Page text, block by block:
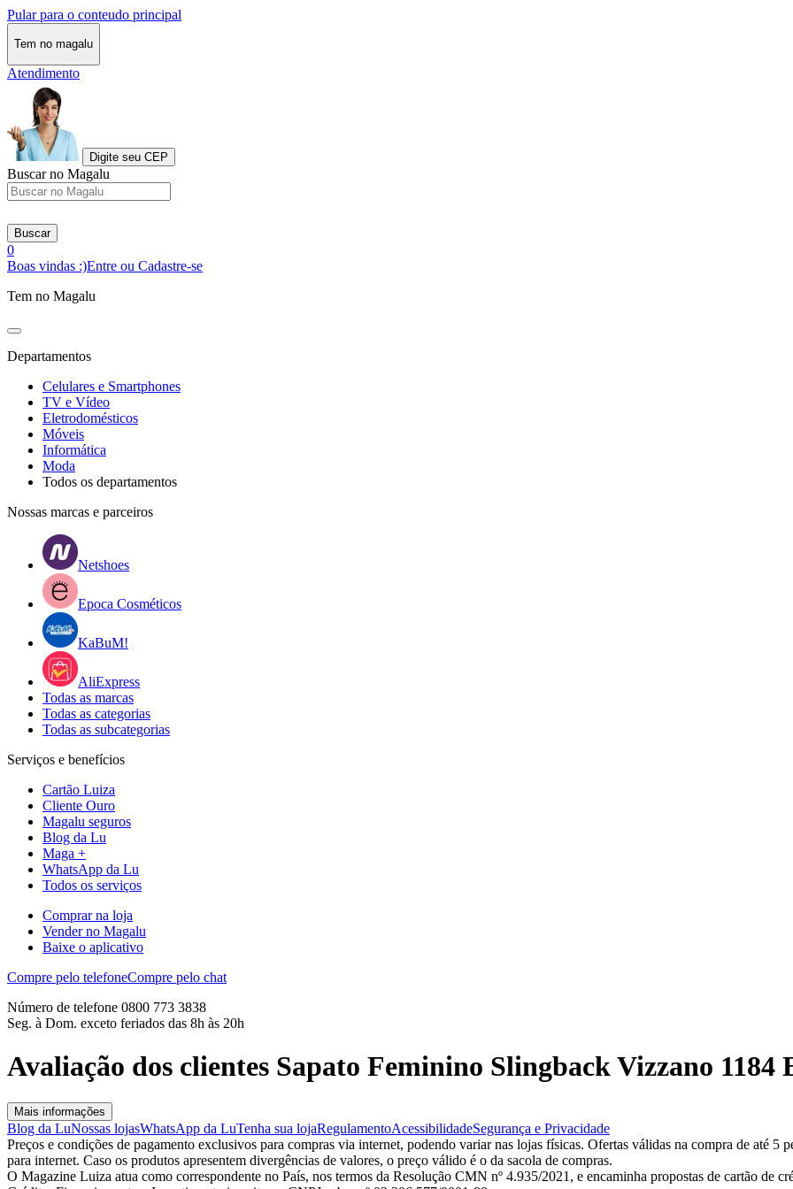
Pular para o conteudo principal
Tem no magalu
Atendimento
Digite seu CEP
Buscar no Magalu
Buscar
0
Boas vindas :)Entre ou Cadastre-se
Tem no Magalu
Departamentos
Celulares e Smartphones
TV e Vídeo
Eletrodomésticos
Móveis
Informática
Moda
Todos os departamentos
Nossas marcas e parceiros
Netshoes
Epoca Cosméticos
KaBuM!
AliExpress
Todas as marcas
Todas as categorias
Todas as subcategorias
Serviços e benefícios
Cartão Luiza
Cliente Ouro
Magalu seguros
Blog da Lu
Maga +
WhatsApp da Lu
Todos os serviços
Comprar na loja
Vender no Magalu
Baixe o aplicativo
Compre pelo telefoneCompre pelo chat
Número de telefone 0800 773 3838
Seg. à Dom. exceto feriados das 8h às 20h
Avaliação dos clientes Sapato Feminino Slingback Vizzano
Mais informações
Blog da LuNossas lojasWhatsApp da LuTenha sua lojaRegulamentoAcessibilidadeSegurança e Privacidade
Preços e condições de pagamento exclusivos para compras via internet, podendo variar nas lojas físicas. Ofertas válidas na compra de até 5
para internet. Caso os produtos apresentem divergências de valores, o preço válido é o da sacola de compras.
O Magazine Luiza atua como correspondente no País, nos termos da Resolução CMN nº 4.935/2021, e encaminha propostas de cartão de